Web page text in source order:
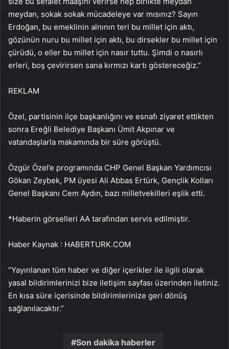
meydan, sokak sokak mücadeleye var mısınız? Sayın
Erdoğan, bu emeklinin alnının teri bu millet için aktı,
gözünün nuru bu millet için aktı, bu dirsekler bu millet için
çürüdü, o eller bu millet için nasır tuttu. Şimdi o nasırlı
erleri, boş çevirirsen sana kırmızı kartı göstereceğiz.”
REKLAM
Özel, partisinin ilçe başkanlığını ve esnafı ziyaret ettikten
sonra Ereğli Belediye Başkanı Ümit Akpınar ve
vatandaşlarla makamında bir süre görüştü.
Özgür Özel’e programında CHP Genel Başkan Yardımcısı
Gökan Zeybek, PM üyesi Ali Abbas Ertürk, Gençlik Kolları
Genel Başkanı Cem Aydın, bazı milletvekilleri eşlik etti.
*Haberin görselleri AA tarafından servis edilmiştir.
Haber Kaynak : HABERTURK.COM
“Yayınlanan tüm haber ve diğer içerikler ile ilgili olarak
yasal bildirimlerinizi bize iletişim sayfası üzerinden iletiniz.
En kısa süre içerisinde bildirimlerinize geri dönüş
sağlanılacaktır.”
Son dakika haberler